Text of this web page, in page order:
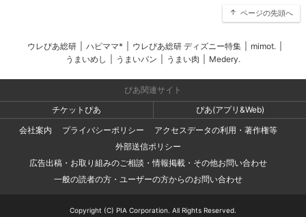
ページの先頭へ
ウレぴあ総研 ハピママ* ウレぴあ総研 ディズニー特集 mimot.
うまいめし
うまいパン うまい肉 Medery.
ぴあ関連サイト
チケットぴあ
ぴあ(アプリ&Web)
会社案内
プライバシーポリシー
アクセスデータの利用・著作権等
外部送信ポリシー
広告出稿・お取り組みのご相談・情報掲載・その他お問い合わせ
一般の読者の方・ユーザーの方からのお問い合わせ
Copyright (C) PIA Corporation. All Rights Reserved.